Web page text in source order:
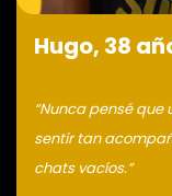
Hugo, 38
“Nunca pensé
sentir tan
chats vacíos.”